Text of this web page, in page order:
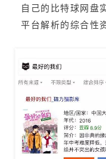
自己的比特球网盘
平台解析的综合性